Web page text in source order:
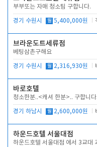
부부또는 자매 청소팀 구합니다.
경기 수원시 월 5,400,000원
브라운도트세류점
베팅삼촌구해요
경기 수원시 월 2,316,930원
바로호텔
청소한분..<캐셔 한분>.. 구합니다.
경기 하남시 월 2,600,000원
하운드호텔 서울대점
하운드호텔 서울대점 에서 3교대